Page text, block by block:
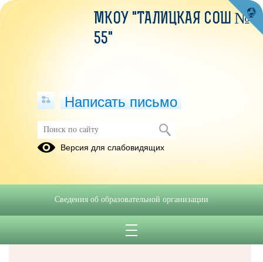
МКОУ "ТАЛИЦКАЯ СОШ №
55"
Написать письмо
Версия для слабовидящих
Сведения об образовательной организации